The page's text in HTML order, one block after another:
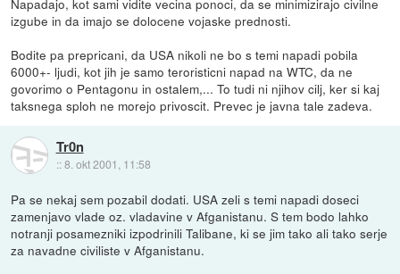
Napadajo, kot sami vidite vecina ponoci, da se minimizirajo civilne
izgube in da imajo se dolocene vojaske prednosti.
Bodite pa prepricani, da USA nikoli ne bo s temi napadi pobila
6000+- ljudi, kot jih je samo teroristicni napad na WTC, da ne
govorimo o Pentagonu in ostalem,... To tudi ni njihov cilj, ker si kaj
taksnega sploh ne morejo privoscit. Prevec je javna tale zadeva.
Tr0n
::8. okt 2001, 11:58
Pa se nekaj sem pozabil dodati. USA zeli s temi napadi doseci
zamenjavo vlade oz. vladavine v Afganistanu. S tem bodo lahko
notranji posamezniki izpodrinili Talibane, ki se jim tako ali tako serje
za navadne civiliste v Afganistanu.